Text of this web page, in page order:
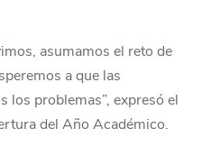
asumamos el reto de
a que las
los problemas”, expresó el
del Año Académico.